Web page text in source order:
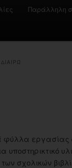
Παράλληλη
φύλλα
υποστηρικτικό
σχολικών